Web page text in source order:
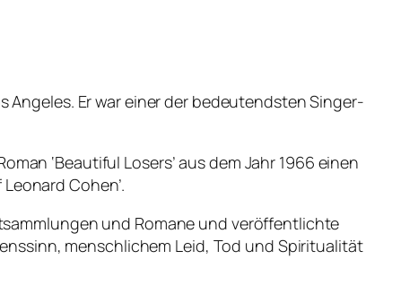
Angeles. Er war einer der bedeutendsten Singer-
‘Beautiful Losers’ aus dem Jahr 1966 einen
Cohen’.
und Romane und veröffentlichte
menschlichem Leid, Tod und Spiritualität